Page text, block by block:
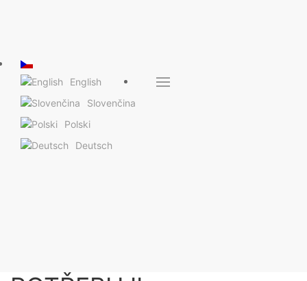
English
Slovenčina
Polski
Deutsch